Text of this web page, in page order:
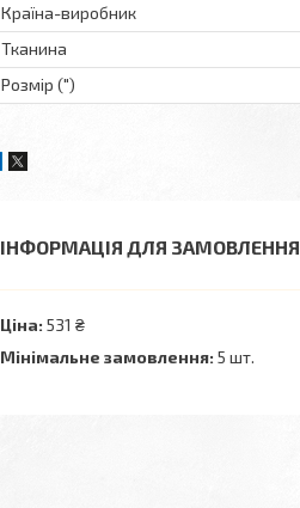
Країна-виробник
Тканина
Розмір (")
ІНФОРМАЦІЯ ДЛЯ ЗАМОВЛЕННЯ
Ціна: 531 ₴
Мінімальне замовлення: 5 шт.